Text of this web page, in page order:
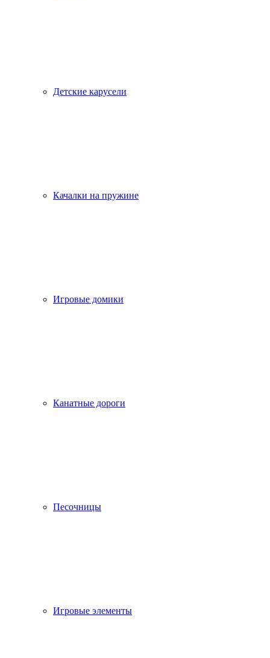
Детские карусели
Качалки на пружине
Игровые домики
Канатные дороги
Песочницы
Игровые элементы